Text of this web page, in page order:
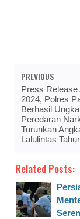
PREVIOUS
Press Release
2024, Polres
Berhasil
Peredaran
Turunkan
Lalulintas
Related Posts: